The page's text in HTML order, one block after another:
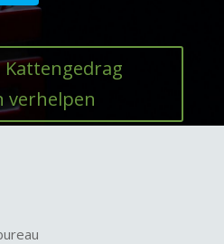
Kattengedrag
verhelpen